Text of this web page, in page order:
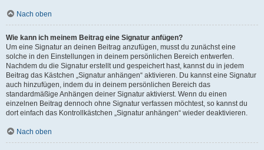
Nach oben
Wie kann ich meinem Beitrag eine Signatur anfügen?
Um eine Signatur an deinen Beitrag anzufügen, musst du zunächst eine
solche in den Einstellungen in deinem persönlichen Bereich entwerfen.
Nachdem du die Signatur erstellt und gespeichert hast, kannst du in jedem
Beitrag das Kästchen „Signatur anhängen“ aktivieren. Du kannst eine Signatur
auch hinzufügen, indem du in deinem persönlichen Bereich das
standardmäßige Anhängen deiner Signatur aktivierst. Wenn du einen
einzelnen Beitrag dennoch ohne Signatur verfassen möchtest, so kannst du
dort einfach das Kontrollkästchen „Signatur anhängen“ wieder deaktivieren.
Nach oben